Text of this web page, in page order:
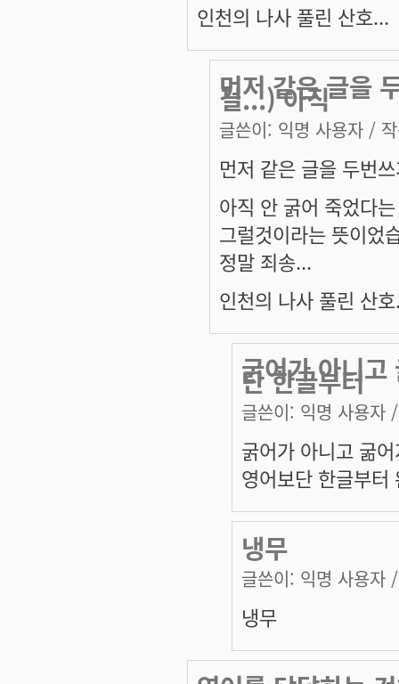
인천의 나사 풀린 산호...
먼저 같은 글을
걸...) 아직
글쓴이: 익명 사용자 /
먼저 같은 글을 두번
아직 안 굵어 죽었다
그럴것이라는 뜻이었
정말 죄송...
인천의 나사 풀린 산
굵어가 아니
단 한글부터
글쓴이: 익명 사용자
굵어가 아니고 굶
영어보단 한글부터
냉무
글쓴이: 익명 사용자
냉무